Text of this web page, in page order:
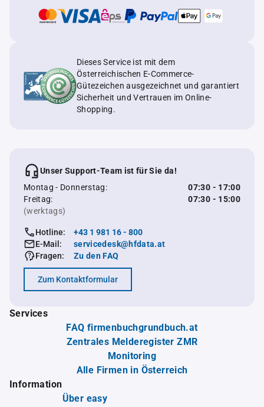
Dieses Service ist mit dem
Österreichischen E-Commerce-
Gütezeichen ausgezeichnet und garantiert
Sicherheit und Vertrauen im Online-
Shopping.
Unser Support-Team ist für Sie da!
Montag - Donnerstag:
07:30 - 17:00
Freitag:
07:30 - 15:00
(werktags)
Hotline:
+43 1 981 16 - 800
E-Mail:
servicedesk@hfdata.at
Fragen:
Zu den FAQ
Zum Kontaktformular
Services
FAQ firmenbuchgrundbuch.at
Zentrales Melderegister ZMR
Monitoring
Alle Firmen in Österreich
Information
Über easy